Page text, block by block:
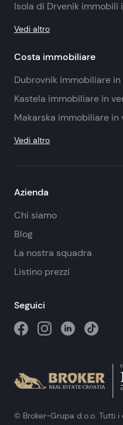
Isola di Drvenik immobili
Vedi altro
Costa immobiliare
Dubrovnik immobiliare
Kastela immobiliare in
Makarska immobiliare in
Vedi altro
Azienda
Chi siamo
Blog
La nostra squadra
Listino prezzi
Seguici
© Broker-Grupa d.o.o. Tutti i